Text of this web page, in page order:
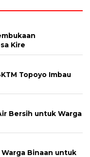
Kire
Topoyo Imbau
Bersih untuk Warga
Warga Binaan untuk